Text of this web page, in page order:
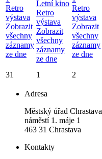
Retro
výstava
Zobrazit
všechny
záznamy
ze dne
Letní kino
Retro
výstava
Zobrazit
všechny
záznamy
ze dne
Retro
výstava
Zobrazit
všechny
záznamy
ze dne
31 1 2
Adresa
Městský úřad Chrastava
náměstí 1. máje 1
463 31 Chrastava
Kontakty